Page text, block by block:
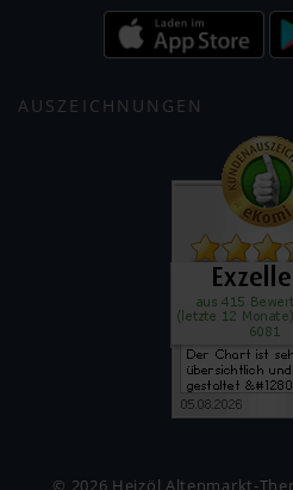
AUSZEICHNUNGEN
© 2026 Heizöl Altenmarkt-